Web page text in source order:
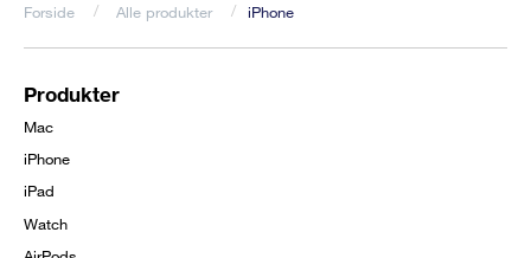
Brødkrumme
Forside Alle produkter iPhone
Footer
menu
Produkter
Mac
iPhone
iPad
Watch